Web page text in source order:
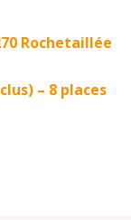
Rochetaillée
– 8 places